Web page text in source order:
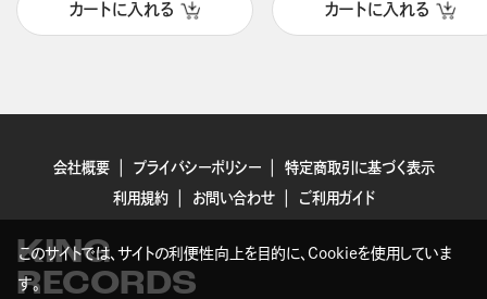
カートに入れる カートに入れる
会社概要 プライバシーポリシー
特定商取引に基づく表示
利用規約
お問い合わせ ご利用ガイド
KING
RECORDS
このサイトでは、サイトの利便性向上を目的に、Cookieを使用していま
す。